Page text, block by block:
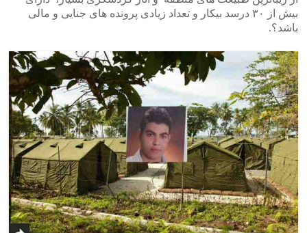
بیش از ۳۰ درسد بیکار و تعداد زیادی پرونده های جنایی و مالی
باشد؟.